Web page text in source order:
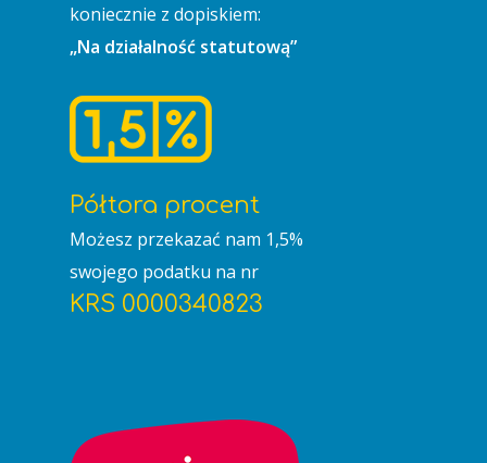
koniecznie z dopiskiem:
„Na działalność statutową”
Półtora procent
Możesz przekazać nam 1,5%
swojego podatku na nr
KRS 0000340823